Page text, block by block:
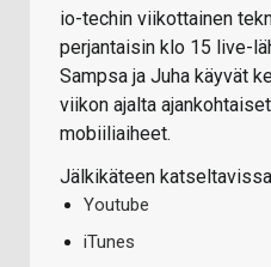
io-techin viikottainen
perjantaisin klo 15 live-
Sampsa ja Juha käyvät
viikon ajalta
mobiiliaiheet.
Jälkikäteen
Youtube
iTunes